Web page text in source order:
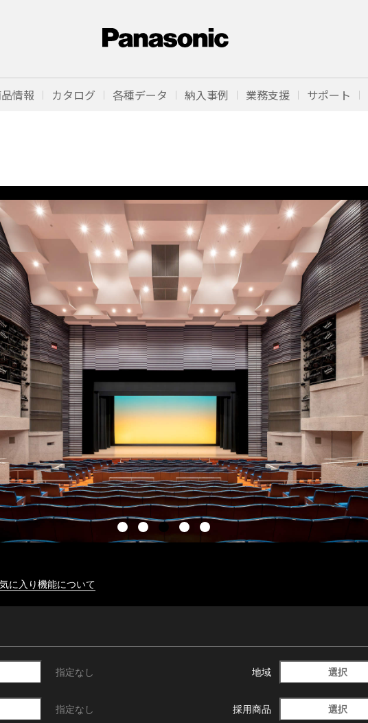
情報 カタログ 各種データ 納入事例 業務支援 サポート
に入り機能について
指定なし 地域 選択
指定なし 採用商品 選択